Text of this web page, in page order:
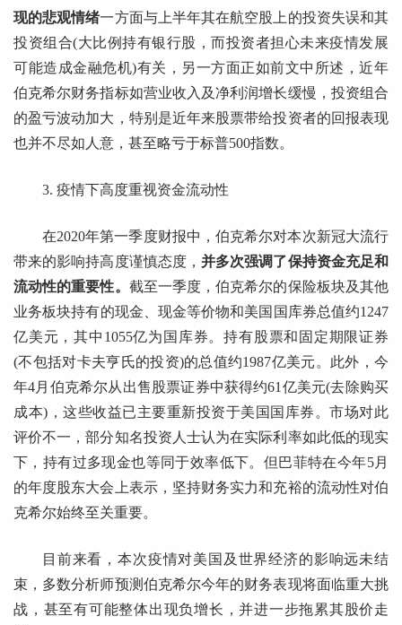
现的悲观情绪一方面与上半年其在航空股上的投资失误和其
投资组合(大比例持有银行股，而投资者担心未来疫情发展
可能造成金融危机)有关，另一方面正如前文中所述，近年
伯克希尔财务指标如营业收入及净利润增长缓慢，投资组合
的盈亏波动加大，特别是近年来股票带给投资者的回报表现
也并不尽如人意，甚至略亏于标普500指数。
3. 疫情下高度重视资金流动性
在2020年第一季度财报中，伯克希尔对本次新冠大流行
带来的影响持高度谨慎态度，并多次强调了保持资金充足和
流动性的重要性。 截至一季度，伯克希尔的保险板块及其他
业务板块持有的现金、现金等价物和美国国库券总值约1247
亿美元，其中1055亿为国库券。持有股票和固定期限证券
(不包括对卡夫亨氏的投资)的总值约1987亿美元。此外，今
年4月伯克希尔从出售股票证券中获得约61亿美元(去除购买
成本)，这些收益已主要重新投资于美国国库券。市场对此
评价不一，部分知名投资人士认为在实际利率如此低的现实
下，持有过多现金也等同于效率低下。但巴菲特在今年5月
的年度股东大会上表示，坚持财务实力和充裕的流动性对伯
克希尔始终至关重要。
目前来看，本次疫情对美国及世界经济的影响远未结
束，多数分析师预测伯克希尔今年的财务表现将面临重大挑
战，甚至有可能整体出现负增长，并进一步拖累其股价走